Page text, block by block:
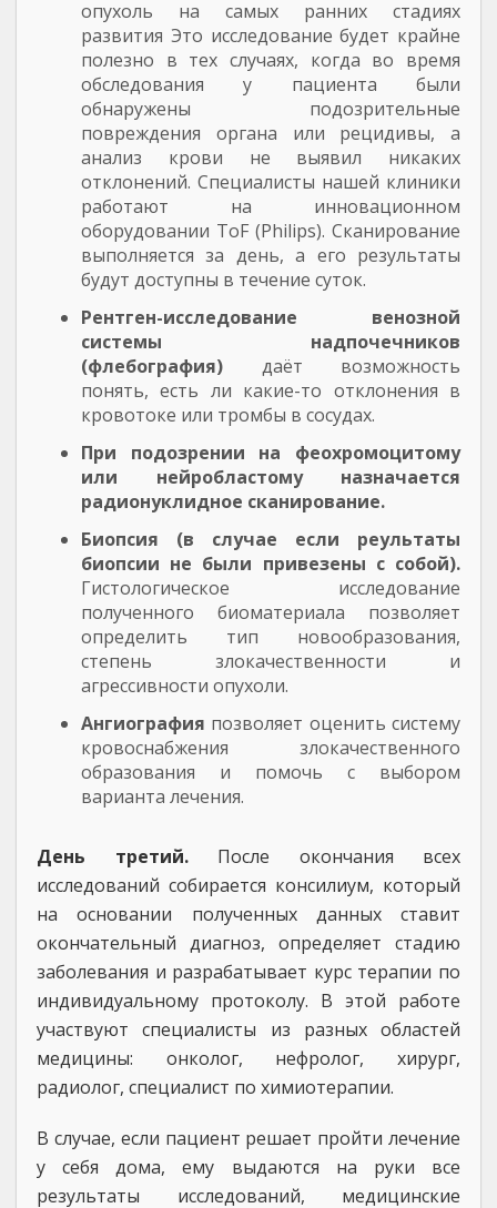
опухоль на самых ранних стадиях
развития Это исследование будет крайне
полезно в тех случаях, когда во время
обследования у пациента были
обнаружены подозрительные
повреждения органа или рецидивы, а
анализ крови не выявил никаких
отклонений. Специалисты нашей клиники
работают на инновационном
оборудовании ToF (Philips). Сканирование
выполняется за день, а его результаты
будут доступны в течение суток.
Рентген-исследование венозной
системы надпочечников
(флебография) даёт возможность
понять, есть ли какие-то отклонения в
кровотоке или тромбы в сосудах.
При подозрении на феохромоцитому
или нейробластому назначается
радионуклидное сканирование.
Биопсия (в случае если реультаты
биопсии не были привезены с собой).
Гистологическое исследование
полученного биоматериала позволяет
определить тип новообразования,
степень злокачественности и
агрессивности опухоли.
Ангиография позволяет оценить систему
кровоснабжения злокачественного
образования и помочь с выбором
варианта лечения.
День третий. После окончания всех
исследований собирается консилиум, который
на основании полученных данных ставит
окончательный диагноз, определяет стадию
заболевания и разрабатывает курс терапии по
индивидуальному протоколу. В этой работе
участвуют специалисты из разных областей
медицины: онколог, нефролог, хирург,
радиолог, специалист по химиотерапии.
В случае, если пациент решает пройти лечение
у себя дома, ему выдаются на руки все
результаты исследований, медицинские